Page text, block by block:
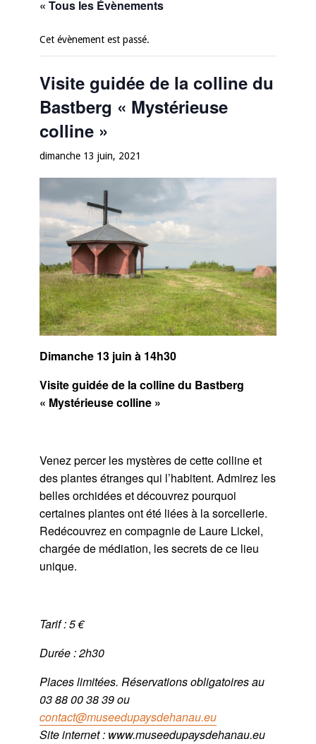
« Tous les Évènements
Cet évènement est passé.
Visite guidée de la colline du
Bastberg « Mystérieuse
colline »
dimanche 13 juin, 2021
Dimanche 13 juin à 14h30
Visite guidée de la colline du Bastberg
« Mystérieuse colline »
Venez percer les mystères de cette colline et
des plantes étranges qui l’habitent. Admirez les
belles orchidées et découvrez pourquoi
certaines plantes ont été liées à la sorcellerie.
Redécouvrez en compagnie de Laure Lickel,
chargée de médiation, les secrets de ce lieu
unique.
Tarif : 5 €
Durée : 2h30
Places limitées. Réservations obligatoires au
03 88 00 38 39 ou
contact@museedupaysdehanau.eu
Site internet : www.museedupaysdehanau.eu